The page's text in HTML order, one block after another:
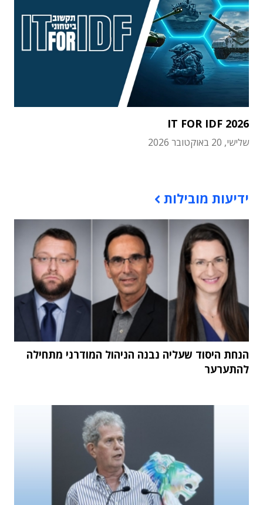
IT FOR IDF 2026
שלישי, 20 באוקטובר 2026
ידיעות מובילות
הנחת היסוד שעליה נבנה הניהול המודרני מתחילה
להתערער